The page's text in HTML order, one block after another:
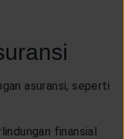
asuransi, seperti
finansial